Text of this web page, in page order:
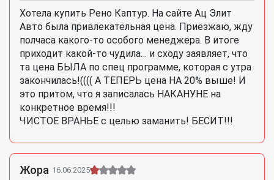
Хотела купить Рено Каптур. На сайте Ац Элит
Авто была привлекательная цена. Приезжаю, жду
полчаса какого-то особого менеджера. В итоге
приходит какой-то чудила… и сходу заявляет, что
та цена БЫЛА по спец программе, которая с утра
закончилась!(((( А ТЕПЕРЬ цена НА 20% выше! И
это притом, что я записалась НАКАНУНЕ на
конкретное время!!!
ЧИСТОЕ ВРАНЬЕ с целью заманить! БЕСИТ!!!
Жора 16.06.2025